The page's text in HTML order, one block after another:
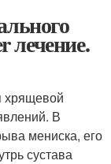
лечение.
хрящевой
В
мениска, его
сустава